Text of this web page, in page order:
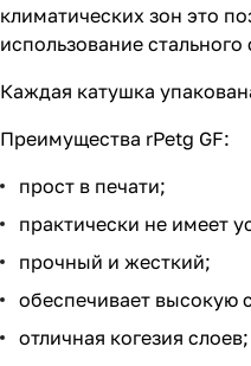
климатических зон это
использование стального
Каждая катушка
Преимущества rPetg GF:
прост в печати;
практически не имеет
прочный и жесткий;
обеспечивает высокую
отличная когезия слоев;